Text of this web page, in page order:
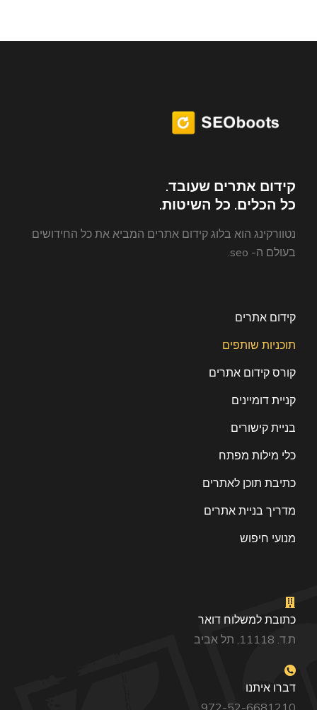
קידום אתרים שעובד.
כל הכלים. כל השיטות.
נטוורקינג הוא בלוג קידום אתרים המביא את כל החידושים
בעולם ה- seo.
קידום אתרים
תוכניות שותפים
קורס קידום אתרים
קניית דומיינים
בניית קישורים
כלי מילות מפתח
כתיבת תוכן לאתרים
מדריך בניית אתרים
מנועי חיפוש
כתובת למשלוח דואר
ת.ד. 11118, תל אביב
דברו איתנו
972-52-6681210